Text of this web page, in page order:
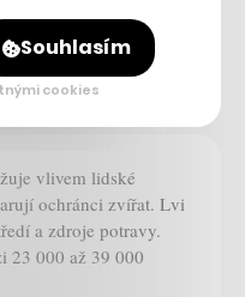
vlivem lidské
ochránci zvířat. Lvi
a zdroje potravy.
23 000 až 39 000
Souhlasím
cookies